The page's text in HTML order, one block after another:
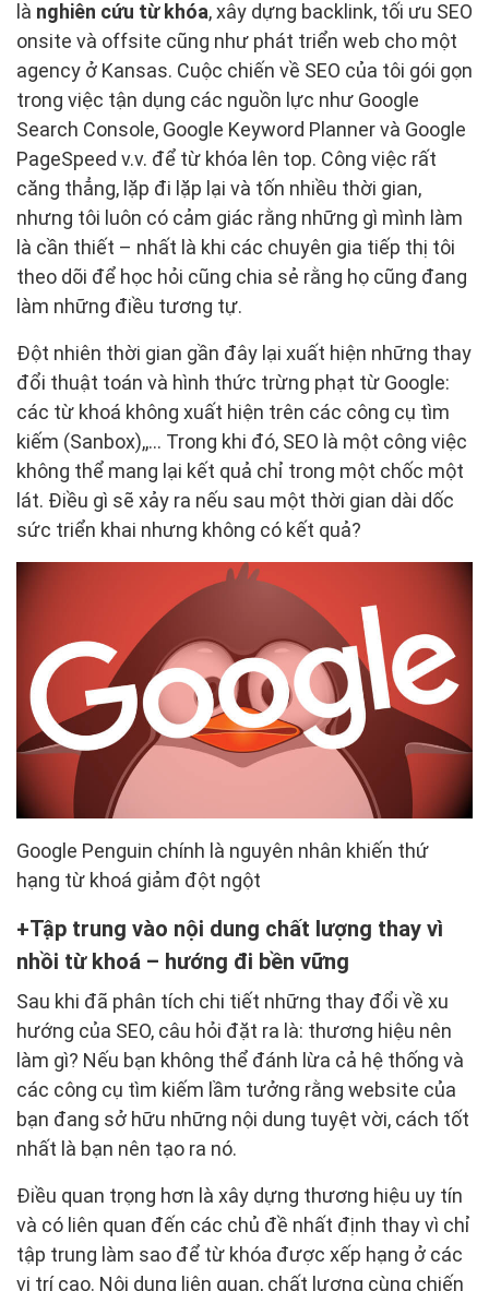
là nghiên cứu từ khóa, xây dựng backlink, tối ưu SEO
onsite và offsite cũng như phát triển web cho một
agency ở Kansas. Cuộc chiến về SEO của tôi gói gọn
trong việc tận dụng các nguồn lực như Google
Search Console, Google Keyword Planner và Google
PageSpeed v.v. để từ khóa lên top. Công việc rất
căng thẳng, lặp đi lặp lại và tốn nhiều thời gian,
nhưng tôi luôn có cảm giác rằng những gì mình làm
là cần thiết – nhất là khi các chuyên gia tiếp thị tôi
theo dõi để học hỏi cũng chia sẻ rằng họ cũng đang
làm những điều tương tự.
Đột nhiên thời gian gần đây lại xuất hiện những thay
đổi thuật toán và hình thức trừng phạt từ Google:
các từ khoá không xuất hiện trên các công cụ tìm
kiếm (Sanbox),,… Trong khi đó, SEO là một công việc
không thể mang lại kết quả chỉ trong một chốc một
lát. Điều gì sẽ xảy ra nếu sau một thời gian dài dốc
sức triển khai nhưng không có kết quả?
Google Penguin chính là nguyên nhân khiến thứ
hạng từ khoá giảm đột ngột
Tập trung vào nội dung chất lượng thay vì
nhồi từ khoá – hướng đi bền vững
Sau khi đã phân tích chi tiết những thay đổi về xu
hướng của SEO, câu hỏi đặt ra là: thương hiệu nên
làm gì? Nếu bạn không thể đánh lừa cả hệ thống và
các công cụ tìm kiếm lầm tưởng rằng website của
bạn đang sở hữu những nội dung tuyệt vời, cách tốt
nhất là bạn nên tạo ra nó.
Điều quan trọng hơn là xây dựng thương hiệu uy tín
và có liên quan đến các chủ đề nhất định thay vì chỉ
tập trung làm sao để từ khóa được xếp hạng ở các
vị trí cao. Nội dung liên quan, chất lượng cùng chiến